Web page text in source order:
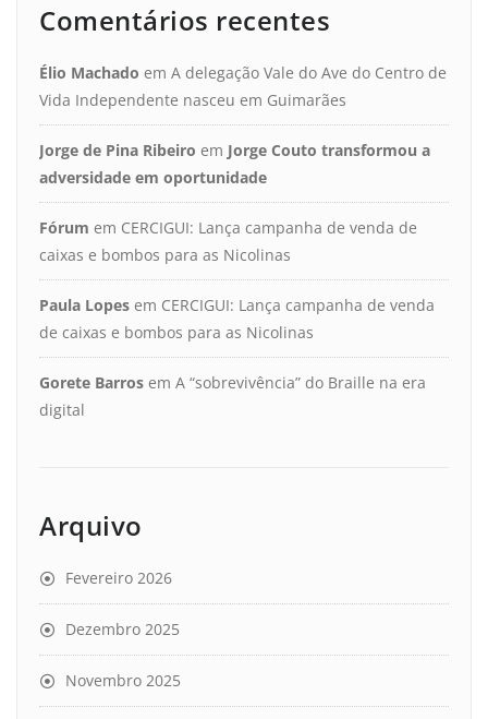
Comentários recentes
Élio Machado em A delegação Vale do Ave do Centro de
Vida Independente nasceu em Guimarães
Jorge de Pina Ribeiro em Jorge Couto transformou a
adversidade em oportunidade
Fórum em CERCIGUI: Lança campanha de venda de
caixas e bombos para as Nicolinas
Paula Lopes em CERCIGUI: Lança campanha de venda
de caixas e bombos para as Nicolinas
Gorete Barros em A “sobrevivência” do Braille na era
digital
Arquivo
Fevereiro 2026
Dezembro 2025
Novembro 2025